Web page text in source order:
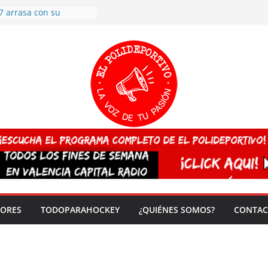
arrasa con su
España sub20
del mundo
vez!
TODOPARAHOCKEY ¿QUIÉNES SOMOS?